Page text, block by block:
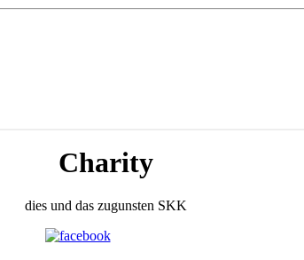
Charity
dies und das zugunsten SKK